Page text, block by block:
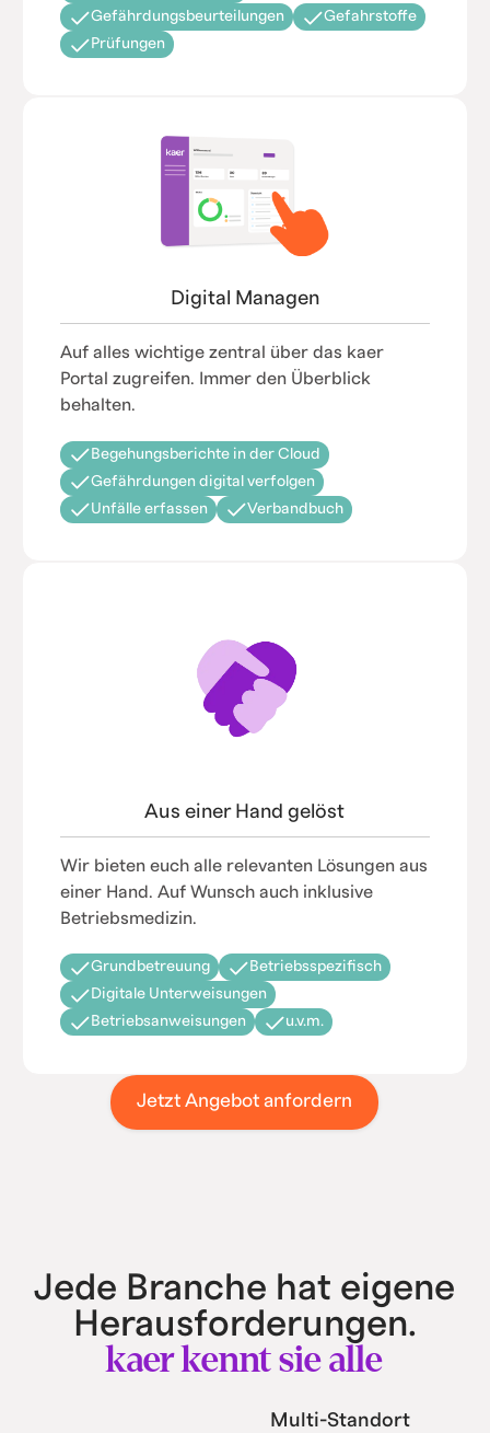
Gefährdungsbeurteilungen
Gefahrstoffe
Prüfungen
Digital Managen
Auf alles wichtige zentral über das kaer
Portal zugreifen. Immer den Überblick
behalten.
Begehungsberichte in der Cloud
Gefährdungen digital verfolgen
Unfälle erfassen
Verbandbuch
Aus einer Hand gelöst
Wir bieten euch alle relevanten Lösungen aus
einer Hand. Auf Wunsch auch inklusive
Betriebsmedizin.
Grundbetreuung
Betriebsspezifisch
Digitale Unterweisungen
Betriebsanweisungen
u.v.m.
Jetzt Angebot anfordern
Jede Branche hat eigene
Herausforderungen.
kaer kennt sie alle
Multi-Standort